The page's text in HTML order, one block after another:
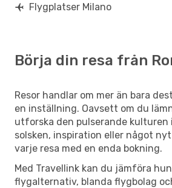
Flygplatser Milano
Börja din resa från
Resor handlar om mer än bara
en inställning. Oavsett om du
utforska den pulserande kulturen
solsken, inspiration eller något
varje resa med en enda bokning.
Med Travellink kan du jämföra
flygalternativ, blanda flygbolag